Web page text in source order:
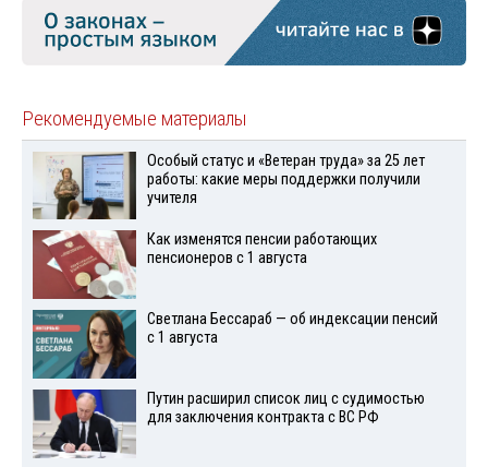
Рекомендуемые материалы
Особый статус и «Ветеран труда» за 25 лет
работы: какие меры поддержки получили
учителя
Как изменятся пенсии работающих
пенсионеров с 1 августа
Светлана Бессараб — об индексации пенсий
с 1 августа
Путин расширил список лиц с судимостью
для заключения контракта с ВС РФ